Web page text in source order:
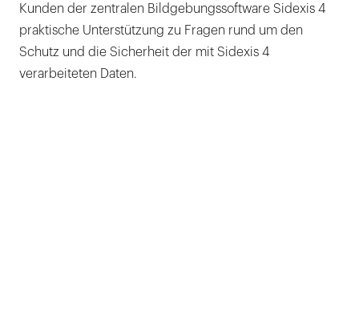
Kunden der zentralen Bildgebungssoftware Sidexis 4
praktische Unterstützung zu Fragen rund um den
Schutz und die Sicherheit der mit Sidexis 4
verarbeiteten Daten.